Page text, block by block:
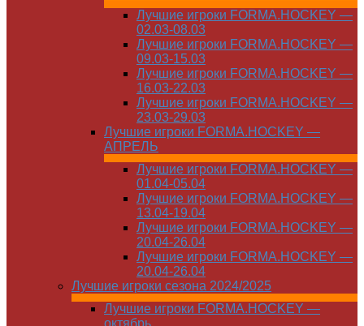
Лучшие игроки FORMA.HOCKEY —
02.03-08.03
Лучшие игроки FORMA.HOCKEY —
09.03-15.03
Лучшие игроки FORMA.HOCKEY —
16.03-22.03
Лучшие игроки FORMA.HOCKEY —
23.03-29.03
Лучшие игроки FORMA.HOCKEY —
АПРЕЛЬ
Лучшие игроки FORMA.HOCKEY —
01.04-05.04
Лучшие игроки FORMA.HOCKEY —
13.04-19.04
Лучшие игроки FORMA.HOCKEY —
20.04-26.04
Лучшие игроки FORMA.HOCKEY —
20.04-26.04
Лучшие игроки сезона 2024/2025
Лучшие игроки FORMA.HOCKEY —
октябрь